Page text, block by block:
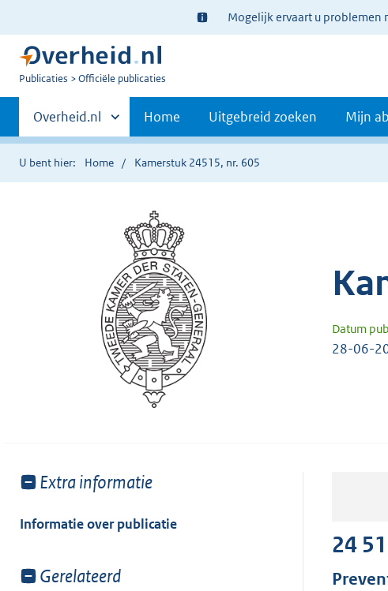
Ter
informatie:
Mogelijk ervaart u problemen
U
Publicaties Officiële publicaties
Primaire
navigatie
Andere
sites
binnen
Overheid.nl Home Uitgebreid zoeken Mijn
U bent hier: Home Kamerstuk 24515, nr. 605
Datum
28-06-
Toon
van:
Extra informatie
Informatie over publicatie
Toon
Gerelateerd
24